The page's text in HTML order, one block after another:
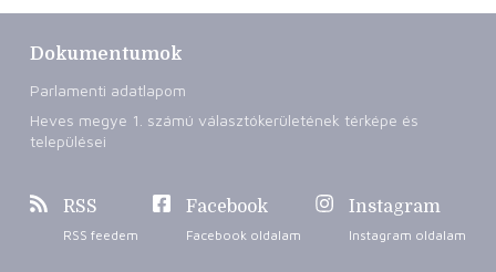
Dokumentumok
Parlamenti adatlapom
Heves megye 1. számú választókerületének térképe és
települései
RSS
RSS feedem
Facebook
Facebook oldalam
Instagram
Instagram oldalam